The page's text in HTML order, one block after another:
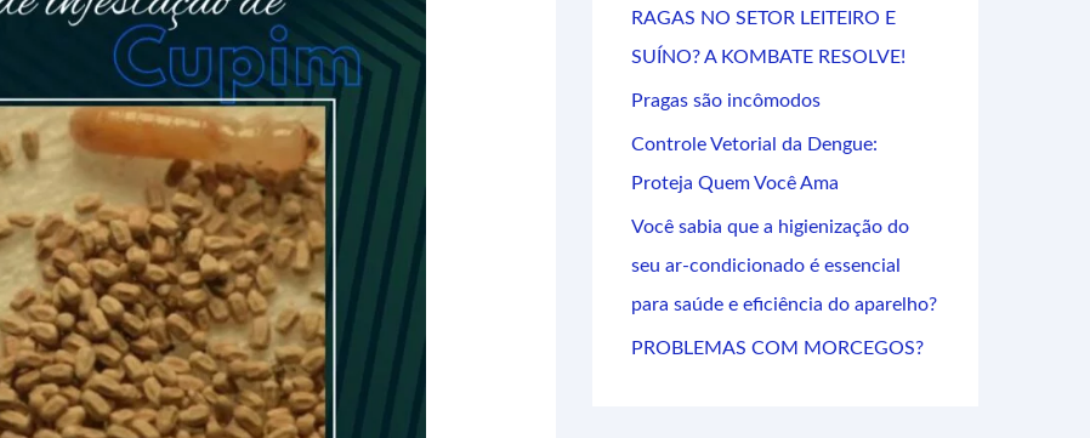
s
a
r
p
o
r
:
RAGAS NO SETOR LEITEIRO E
SUÍNO? A KOMBATE RESOLVE!
Pragas são incômodos
Controle Vetorial da Dengue:
Proteja Quem Você Ama
Você sabia que a higienização do
seu ar-condicionado é essencial
para saúde e eficiência do aparelho?
PROBLEMAS COM MORCEGOS?